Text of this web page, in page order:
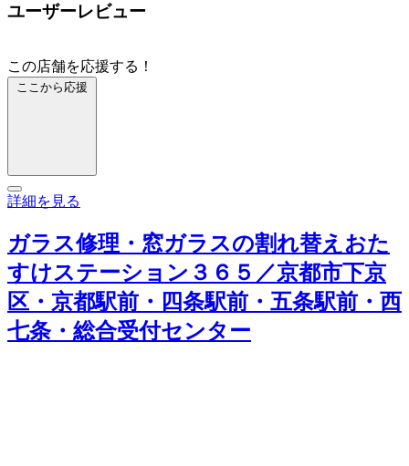
ユーザーレビュー
この店舗を応援する！
ここから応援
詳細を見る
ガラス修理・窓ガラスの割れ替えおた
すけステーション３６５／京都市下京
区・京都駅前・四条駅前・五条駅前・西
七条・総合受付センター